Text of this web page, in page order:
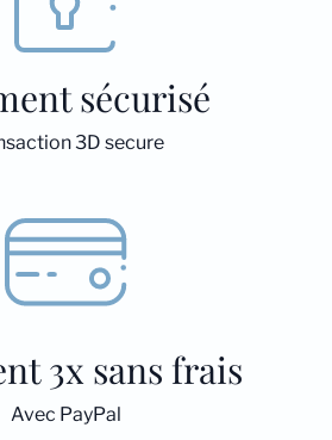
sécurisé
3D secure
3x sans frais
Avec PayPal